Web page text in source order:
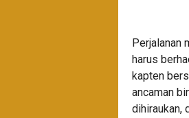
Perjalanan
harus
kapten
ancaman
dihiraukan,